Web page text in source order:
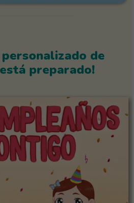
personalizado de
preparado!